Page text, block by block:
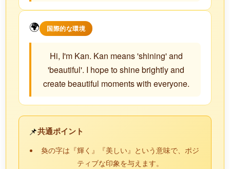
🌍 国際的な環境
Hi, I'm Kan. Kan means 'shining' and
'beautiful'. I hope to shine brightly and
create beautiful moments with everyone.
📌共通ポイント
奐の字は『輝く』『美しい』という意味で、ポジ
ティブな印象を与えます。